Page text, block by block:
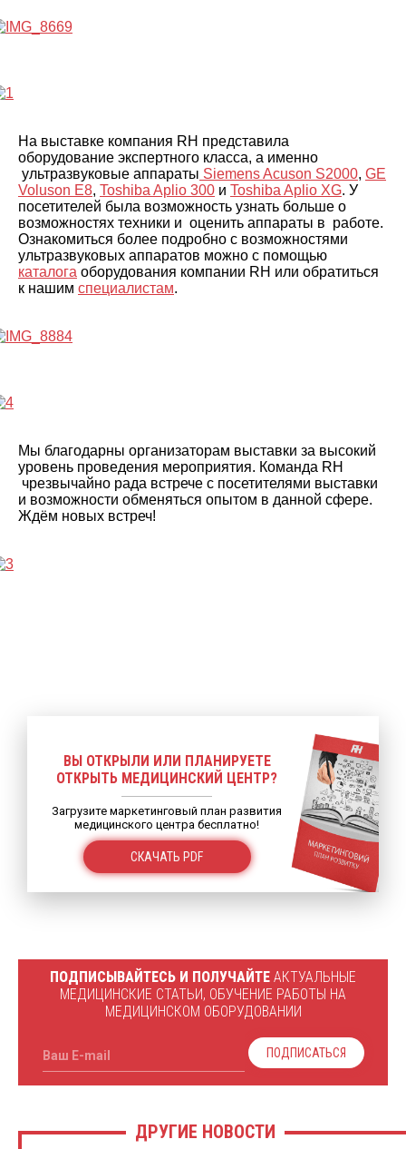
На выставке компания RH представила
оборудование экспертного класса, а именно
ультразвуковые аппараты Siemens Acuson S2000, GE
Voluson E8, Toshiba Aplio 300 и Toshiba Aplio XG. У
посетителей была возможность узнать больше о
возможностях техники и оценить аппараты в работе.
Ознакомиться более подробно с возможностями
ультразвуковых аппаратов можно с помощью
каталога оборудования компании RH или обратиться
к нашим специалистам.
Мы благодарны организаторам выставки за высокий
уровень проведения мероприятия. Команда RH
чрезвычайно рада встрече с посетителями выставки
и возможности обменяться опытом в данной сфере.
Ждём новых встреч!
ВЫ ОТКРЫЛИ ИЛИ ПЛАНИРУЕТЕ
ОТКРЫТЬ МЕДИЦИНСКИЙ ЦЕНТР?
Загрузите маркетинговый план развития
медицинского центра бесплатно!
СКАЧАТЬ PDF
ПОДПИСЫВАЙТЕСЬ И ПОЛУЧАЙТЕ АКТУАЛЬНЫЕ
МЕДИЦИНСКИЕ СТАТЬИ, ОБУЧЕНИЕ РАБОТЫ НА
МЕДИЦИНСКОМ ОБОРУДОВАНИИ
Ваш E-mail ПОДПИСАТЬСЯ
ДРУГИЕ НОВОСТИ